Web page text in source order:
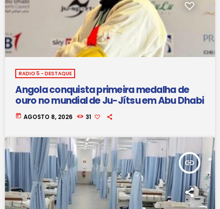
RADIO 5 - DESTAQUE
Angola conquista primeira medalha de
ouro no mundial de Ju-Jítsu em Abu Dhabi
today AGOSTO 8, 2026 31
insert_link